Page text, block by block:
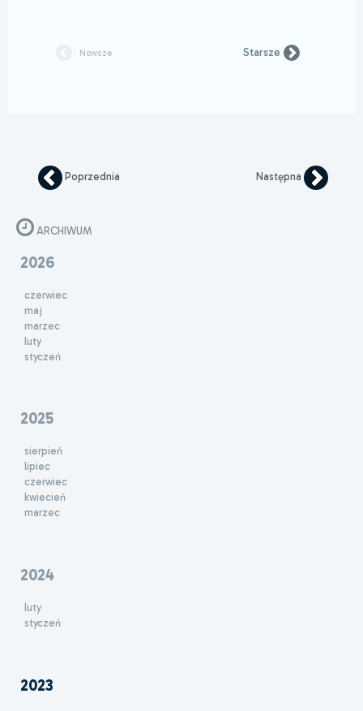
Nowsze Starsze
Poprzednia Następna
ARCHIWUM
2026
czerwiec
maj
marzec
luty
styczeń
2025
sierpień
lipiec
czerwiec
kwiecień
marzec
2024
luty
styczeń
2023